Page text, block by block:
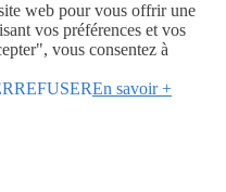
web pour vous offrir une
vos préférences et vos
vous consentez à
REFUSEREn savoir +